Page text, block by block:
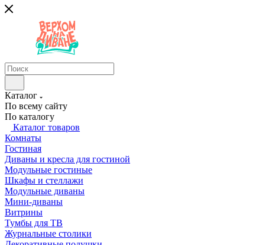
Каталог
По всему сайту
По каталогу
Каталог товаров
Комнаты
Гостиная
Диваны и кресла для гостиной
Модульные гостиные
Шкафы и стеллажи
Модульные диваны
Мини-диваны
Витрины
Тумбы для ТВ
Журнальные столики